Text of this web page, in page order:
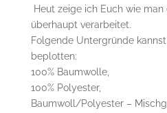
Heut zeige ich Euch wie
überhaupt verarbeitet.
Folgende Untergründe
beplotten:
100% Baumwolle,
100% Polyester,
Baumwoll/Polyester –